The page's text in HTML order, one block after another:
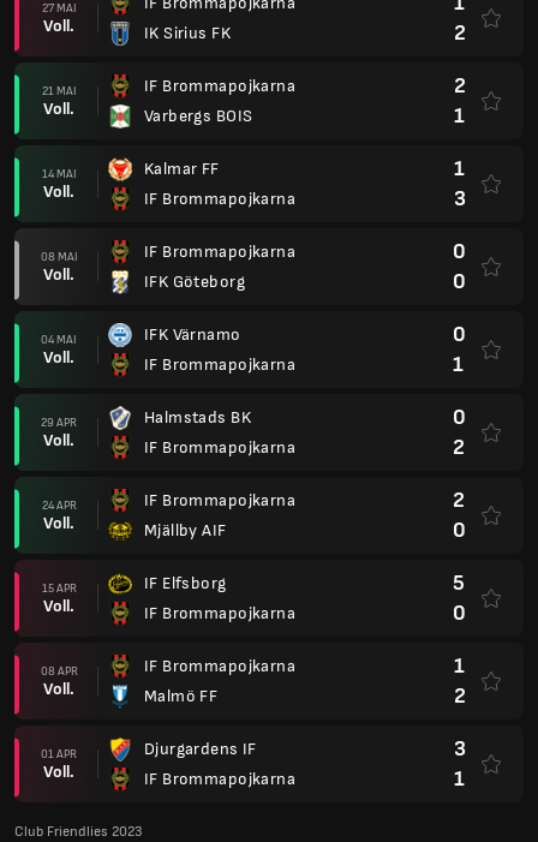
27 MAI
Voll.
IK Sirius FK
2
21 MAI
Voll.
IF Brommapojkarna
Varbergs BOIS
2
1
14 MAI
Voll.
Kalmar FF
IF Brommapojkarna
1
3
08 MAI
Voll.
IF Brommapojkarna
IFK Göteborg
0
0
04 MAI
Voll.
IFK Värnamo
IF Brommapojkarna
0
1
29 APR
Voll.
Halmstads BK
IF Brommapojkarna
0
2
24 APR
Voll.
IF Brommapojkarna
Mjällby AIF
2
0
15 APR
Voll.
IF Elfsborg
IF Brommapojkarna
5
0
08 APR
Voll.
IF Brommapojkarna
Malmö FF
1
2
01 APR
Voll.
Djurgardens IF
IF Brommapojkarna
3
1
Club Friendlies 2023